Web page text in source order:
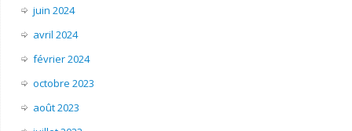
juin 2024
avril 2024
février 2024
octobre 2023
août 2023